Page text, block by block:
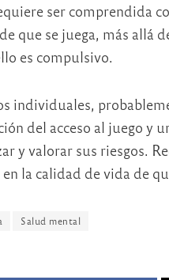
ser comprendida
que se juega, más allá
es compulsivo.
individuales,
del acceso al juego y
y valorar sus riesgos.
la calidad de vida de
Salud mental